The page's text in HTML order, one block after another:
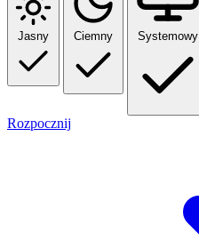
Jasny Ciemny Systemowy
Rozpocznij